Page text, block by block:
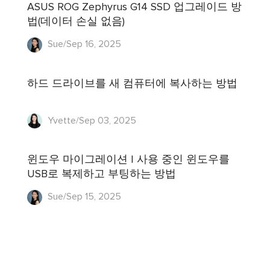
ASUS ROG Zephyrus G14 SSD 업그레이드 방
법(데이터 손실 없음)
Sue/Sep 16, 2025
하드 드라이브를 새 컴퓨터에 복사하는 방법
Yvette/Sep 03, 2025
윈도우 마이그레이션 | 사용 중인 윈도우를
USB로 복제하고 부팅하는 방법
Sue/Sep 15, 2025